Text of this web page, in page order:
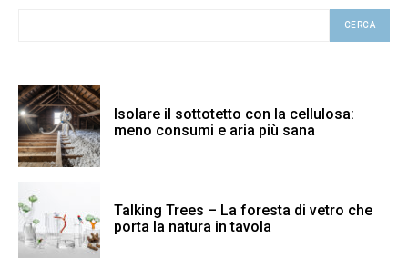
CERCA
Isolare il sottotetto con la cellulosa:
meno consumi e aria più sana
Talking Trees – La foresta di vetro che
porta la natura in tavola